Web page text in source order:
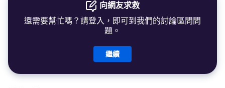
向網友求救
還需要幫忙嗎？請登入，即可到我們的討論區問問
題。
繼續